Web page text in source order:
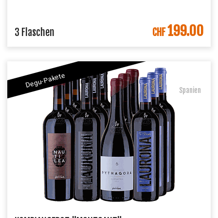
IN DEN WARENKORB
3 Flaschen CHF199.00
Degu-Pakete
Spanien